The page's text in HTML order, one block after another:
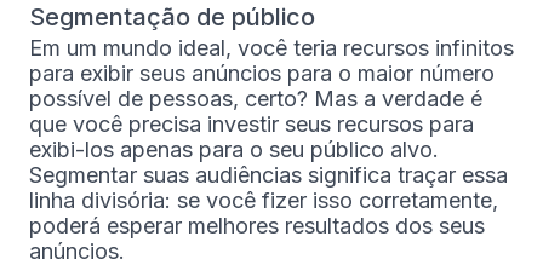
Segmentação de público
Em um mundo ideal, você teria recursos infinitos
para exibir seus anúncios para o maior número
possível de pessoas, certo? Mas a verdade é
que você precisa investir seus recursos para
exibi-los apenas para o seu público alvo.
Segmentar suas audiências significa traçar essa
linha divisória: se você fizer isso corretamente,
poderá esperar melhores resultados dos seus
anúncios.